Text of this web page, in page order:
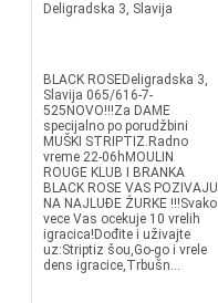
Deligradska 3, Slavija
BLACK ROSEDeligradska 3,
Slavija 065/616-7-
525NOVO!!!Za DAME
specijalno po porudžbini
MUŠKI STRIPTIZ.Radno
vreme 22-06hMOULIN
ROUGE KLUB I BRANKA
BLACK ROSE VAS POZIVAJU
NA NAJLUÐE ŽURKE !!!Svako
vece Vas ocekuje 10 vrelih
igracica!Dođite i uživajte
uz:Striptiz šou,Go-go i vrele
dens igracice,Trbušn...